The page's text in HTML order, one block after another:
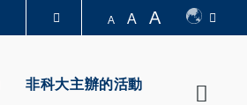
A A A
非科大主辦的活動